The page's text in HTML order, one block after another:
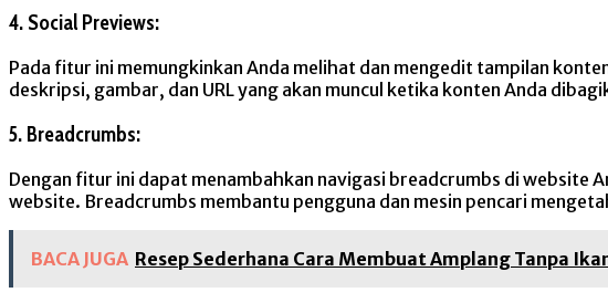
4. Social Previews:
Pada fitur ini memungkinkan Anda melihat dan mengedit tampilan
deskripsi, gambar, dan URL yang akan muncul ketika konten Anda
5. Breadcrumbs:
Dengan fitur ini dapat menambahkan navigasi breadcrumbs di website
website. Breadcrumbs membantu pengguna dan mesin pencari
BACA JUGA Resep Sederhana Cara Membuat Amplang Tanpa